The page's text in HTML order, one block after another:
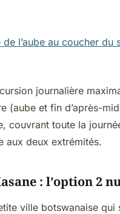
l’aube au coucher du
journalière
(aube et fin d’après-
couvrant toute la
aux deux extrémités.
: l’option 2
ville botswanaise qui